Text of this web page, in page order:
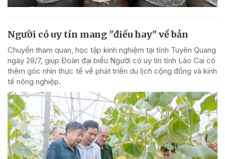
Người có uy tín mang "điều hay" về bản
Chuyến tham quan, học tập kinh nghiệm tại tỉnh Tuyên Quang
ngày 28/7, giúp Đoàn đại biểu Người có uy tín tỉnh Lào Cai có
thêm góc nhìn thực tế về phát triển du lịch cộng đồng và kinh
tế nông nghiệp.